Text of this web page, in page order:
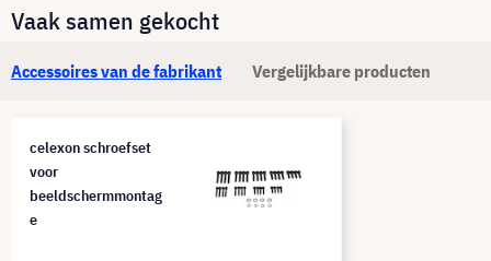
Vaak samen gekocht
Accessoires van de fabrikant Vergelijkbare producten
celexon schroefset
voor
beeldschermmontag
e